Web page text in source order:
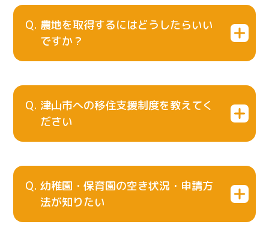
農地を取得するにはどうしたらいい
ですか？
津山市への移住支援制度を教えてく
ださい
幼稚園・保育園の空き状況・申請方
法が知りたい